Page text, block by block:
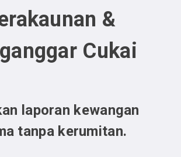
&
Cukai
laporan kewangan
tanpa kerumitan.